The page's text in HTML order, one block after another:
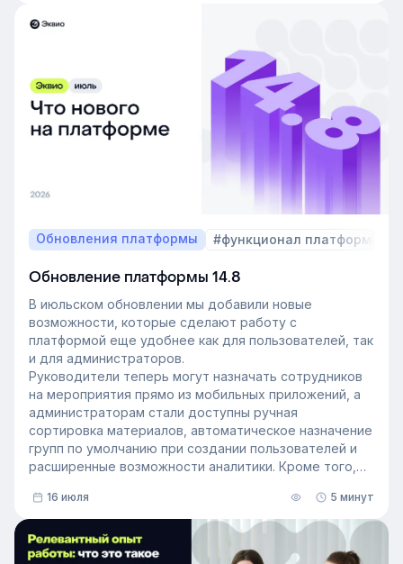
Обновления платформы #функционал платформы
Обновление платформы 14.8
В июльском обновлении мы добавили новые
возможности, которые сделают работу с
платформой еще удобнее как для пользователей, так
и для администраторов.
Руководители теперь могут назначать сотрудников
на мероприятия прямо из мобильных приложений, а
администраторам стали доступны ручная
сортировка материалов, автоматическое назначение
групп по умолчанию при создании пользователей и
расширенные возможности аналитики. Кроме того,
он охватывает и материалы из раздела «Проводник».
16 июля 5 минут